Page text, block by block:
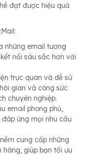
đạt được hiệu quả
những email tương
nối sâu sắc hơn với
trực quan và dễ sử
gian và công sức
chuyên nghiệp.
email phong phú,
ứng mọi nhu cầu
cung cấp những
hàng, giúp bạn tối ưu